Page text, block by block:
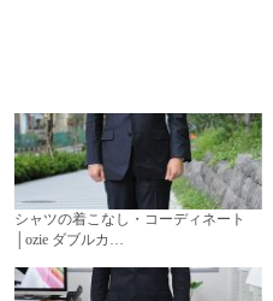
シャツの着こなし・コーディネート
│ozie ダブルカ…